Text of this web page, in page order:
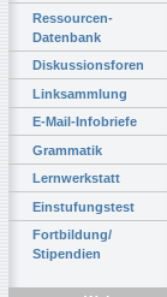
Ressourcen-
Datenbank
Diskussionsforen
Linksammlung
E-Mail-Infobriefe
Grammatik
Lernwerkstatt
Einstufungstest
Fortbildung/
Stipendien